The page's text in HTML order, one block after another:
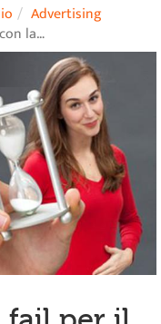
Advertising
la…